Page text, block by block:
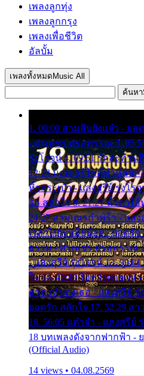
เพลงลูกทุ่ง
เพลงลูกกรุง
เพลงเพื่อชีวิต
อัลบั้ม
เพลงทั้งหมด Music All
ค้นหา
1. 00:00 สามสิบยังแจ๋ว - ยอ
- ศรเพชร ศรสุพรรณ 3.
รุ่งโรจน์ 4. 09:51 รักสะท้า
12:23 มอเตอร์ไซค์ทำหล่น -
หิ้วกระเป๋า - แสงสุรีย์ รุ่งโรจ
รัก สลักใจ 8. 21:21 น้ำตาไ
24:27 สามเณรกำพร้า - แสง
เวลาไปหาเมียน้อย - ยอดรัก
ธรรม - ศรเพชร ศรสุพรรณ
- แสงสุรีย์ รุ่งโรจน์ 13.
ใจ 14. 42:49 ไอ้หวังตายแน่
ธาตุแท้ของเธอ - แสงสุรีย์ รุ่
ยอดรัก สลักใจ 17. 52:29 ส
18. 56:05 แต๋วจ๋า - แสงสุรีย์
18 บทเพลงดังจากฟากฟ้า -
(Official Audio)
14 views • 04.08.2569